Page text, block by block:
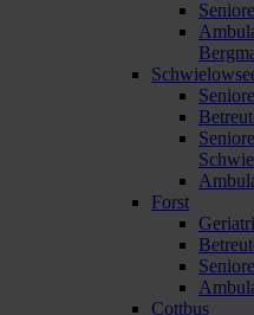
Forst
Cottbus